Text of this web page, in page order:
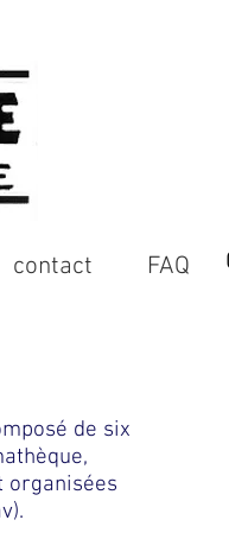
contact FAQ
de six
organisées
).